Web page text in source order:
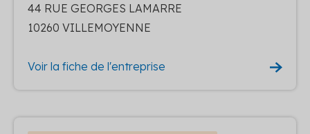
44 RUE GEORGES LAMARRE
10260 VILLEMOYENNE
Voir la fiche de l'entreprise